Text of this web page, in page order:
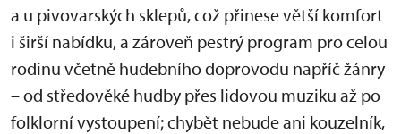
a u pivovarských sklepů, což přinese větší komfort
i širší nabídku, a zároveň pestrý program pro celou
rodinu včetně hudebního doprovodu napříč žánry
– od středověké hudby přes lidovou muziku až po
folklorní vystoupení; chybět nebude ani kouzelník,